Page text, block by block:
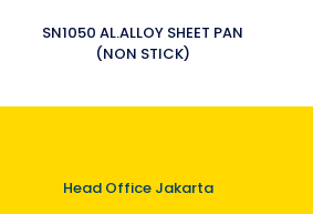
SN1050 AL.ALLOY SHEET PAN
(NON STICK)
Head Office Jakarta